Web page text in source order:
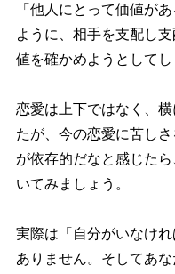
「他人にとって価値が
ように、相手を支配し
値を確かめようとしてし
恋愛は上下ではなく、
たが、今の恋愛に苦し
が依存的だなと感じた
いてみましょう。
実際は「自分がいなけ
ありません。そしてあ